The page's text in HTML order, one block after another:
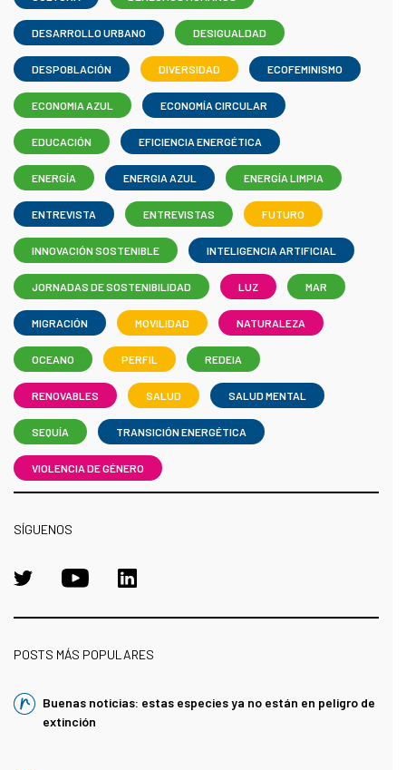
DESARROLLO URBANO DESIGUALDAD
DESPOBLACIÓN DIVERSIDAD ECOFEMINISMO
ECONOMIA AZUL ECONOMÍA CIRCULAR
EDUCACIÓN EFICIENCIA ENERGÉTICA
ENERGÍA ENERGIA AZUL ENERGÍA LIMPIA
ENTREVISTA ENTREVISTAS FUTURO
INNOVACIÓN SOSTENIBLE INTELIGENCIA ARTIFICIAL
JORNADAS DE SOSTENIBILIDAD LUZ MAR
MIGRACIÓN MOVILIDAD NATURALEZA
OCEANO PERFIL REDEIA
RENOVABLES SALUD SALUD MENTAL
SEQUÍA TRANSICIÓN ENERGÉTICA
VIOLENCIA DE GÉNERO
SÍGUENOS
POSTS MÁS POPULARES
Buenas noticias: estas especies ya no están en peligro de
extinción